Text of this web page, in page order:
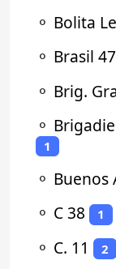
⚬ Bolita
⚬ Brasil 47
⚬ Brig.
⚬
1
⚬ Buenos
⚬ C 38 1
⚬ C. 11 2